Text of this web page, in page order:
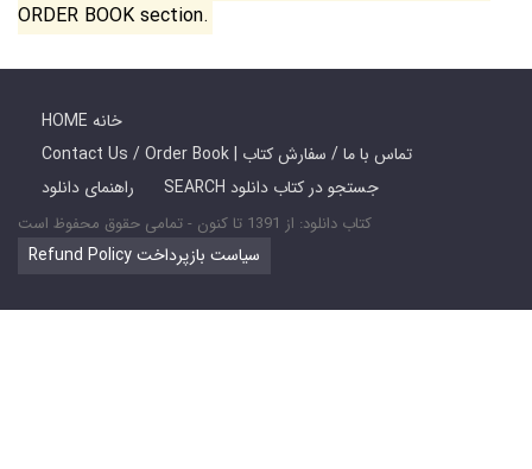
ORDER BOOK section.
HOME خانه
Contact Us / Order Book | تماس با ما / سفارش کتاب
راهنمای دانلود
SEARCH جستجو در کتاب دانلود
کتاب دانلود: از 1391 تا کنون - تمامی حقوق محفوظ است
Refund Policy سیاست بازپرداخت